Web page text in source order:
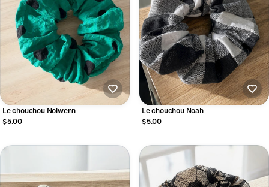
Le chouchou Nolwenn
$5.00
Le chouchou Noah
$5.00